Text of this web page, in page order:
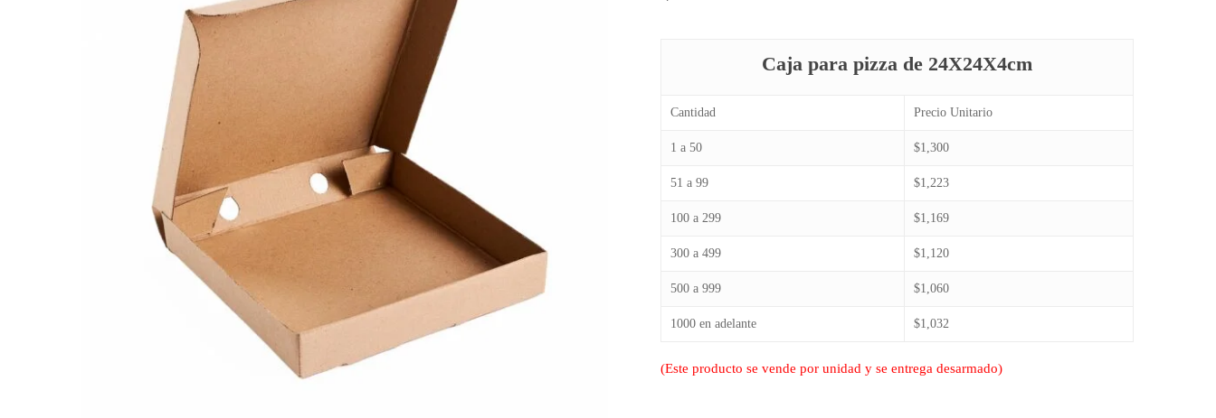
Caja para pizza de 24X24X4cm
Cantidad Precio Unitario
1 a 50 $1,300
51 a 99 $1,223
100 a 299 $1,169
300 a 499 $1,120
500 a 999 $1,060
1000 en adelante $1,032
(Este producto se vende por unidad y se entrega desarmado)